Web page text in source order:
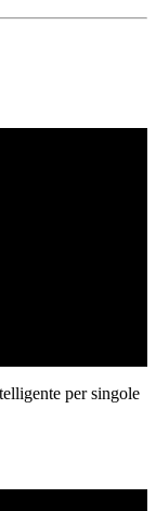
per singole